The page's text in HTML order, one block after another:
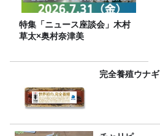
特集「ニュース座談会」木村
草太×奥村奈津美
完全養殖ウナ